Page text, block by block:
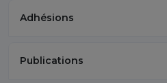
Adhésions
Publications